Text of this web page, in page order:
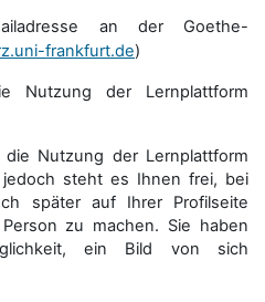
an der Goethe-
frankfurt.de)
Nutzung der Lernplattform
Nutzung der Lernplattform
steht es Ihnen frei, bei
später auf Ihrer Profilseite
zu machen. Sie haben
ein Bild von sich